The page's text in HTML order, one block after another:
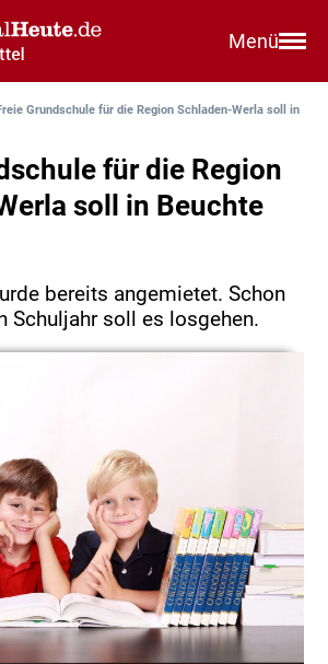
Menü
Grundschule für die Region Schladen-Werla soll in
für die Region
soll in Beuchte
bereits angemietet. Schon
Schuljahr soll es losgehen.